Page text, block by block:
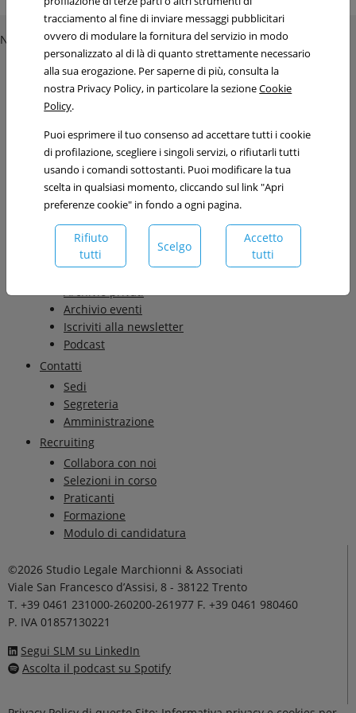
NEW!
MENÙ DI NAVIGAZIONE
Home
Studio
Dicono di noi
Professionisti
Attività
Imprese
Pro bono
Archivio privati
Archivio eventi
Iscriviti alla newsletter
Podcast
Contatti
Sedi
Segreteria
Amministrazione
Recruiting
Collabora con noi
Selezioni in corso
Praticanti
Formazione
Modulo di candidatura
©2026 Studio Legale Marchionni & Associati
Viale San Francesco d’Assisi, 8 - 38122 Trento
T. +39 0461 231000-260200-261977 F. +39 0461 980460
P. IVA 01857130221
Segui SLM su LinkedIn
Ascolta il podcast su Spotify
tracciamento al fine di inviare messaggi pubblicitari
ovvero di modulare la fornitura del servizio in modo
personalizzato al di là di quanto strettamente necessario
alla sua erogazione. Per saperne di più, consulta la
nostra Privacy Policy, in particolare la sezioneCookie
Policy.
Puoi esprimere il tuo consenso ad accettare tutti i cookie
di profilazione, scegliere i singoli servizi, o rifiutarli tutti
usando i comandi sottostanti. Puoi modificare la tua
scelta in qualsiasi momento, cliccando sul link "Apri
preferenze cookie" in fondo a ogni pagina.
Rifiuto
tutti
Scelgo
Accetto
tutti